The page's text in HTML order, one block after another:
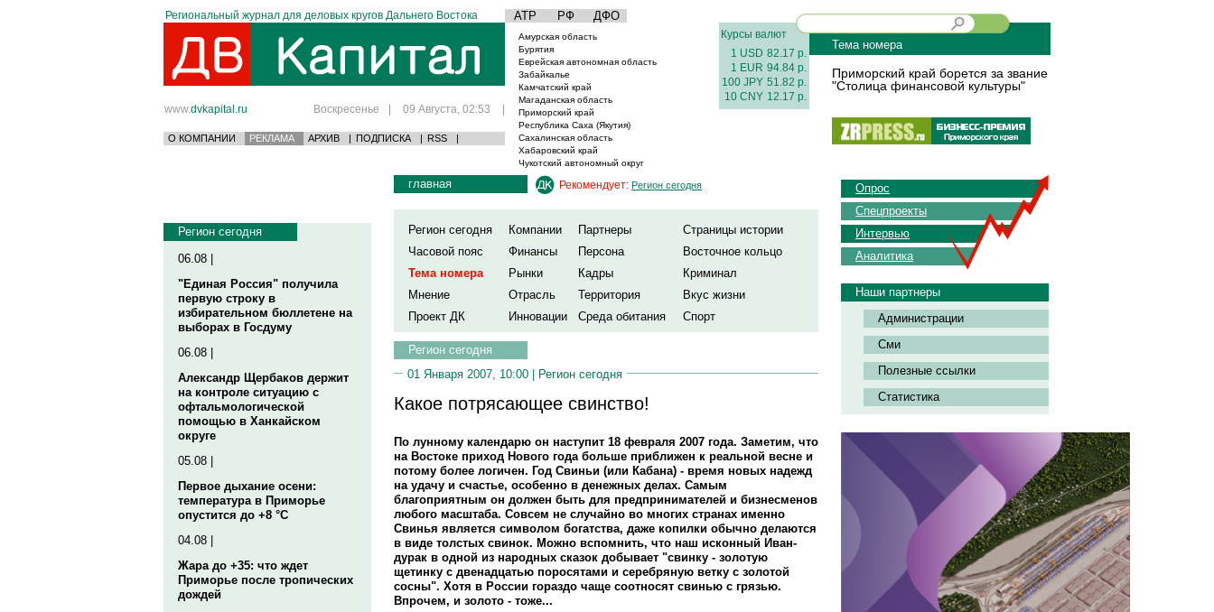
Региональный журнал для деловых кругов Дальнего Востока АТР РФ ДФО
www.dvkapital.ru Воскресенье | 09 Августа, 02:53 |
О КОМПАНИИ РЕКЛАМА АРХИВ | ПОДПИСКА | RSS |
Амурская область
Бурятия
Еврейская автономная область
Забайкалье
Камчатский край
Магаданская область
Приморский край
Республика Саха (Якутия)
Сахалинская область
Хабаровский край
Чукотский автономный округ
Курсы валют
1 USD 82.17 р.
1 EUR 94.84 р.
100 JPY 51.82 р.
10 CNY 12.17 р.
Тема номера
Приморский край борется за звание
"Столица финансовой культуры"
Регион сегодня
06.08 |
"Единая Россия" получила
первую строку в
избирательном бюллетене на
выборах в Госдуму
06.08 |
Александр Щербаков держит
на контроле ситуацию с
офтальмологической
помощью в Ханкайском
округе
05.08 |
Первое дыхание осени:
температура в Приморье
опустится до +8 °C
04.08 |
Жара до +35: что ждет
Приморье после тропических
дождей
главная Рекомендует: Регион сегодня
Регион сегодня Компании Партнеры
Страницы истории
Часовой пояс
Финансы Персона
Восточное кольцо
Тема номера
Рынки Кадры
Криминал
Мнение
Отрасль Территория
Вкус жизни
Проект ДК
Инновации Среда обитания Спорт
Регион сегодня
01 Января 2007, 10:00 | Регион сегодня
Какое потрясающее свинство!
По лунному календарю он наступит 18 февраля 2007 года. Заметим, что
на Востоке приход Нового года больше приближен к реальной весне и
потому более логичен. Год Свиньи (или Кабана) - время новых надежд
на удачу и счастье, особенно в денежных делах. Самым
благоприятным он должен быть для предпринимателей и бизнесменов
любого масштаба. Совсем не случайно во многих странах именно
Свинья является символом богатства, даже копилки обычно делаются
в виде толстых свинок. Можно вспомнить, что наш исконный Иван-
дурак в одной из народных сказок добывает "свинку - золотую
щетинку с двенадцатью поросятами и серебряную ветку с золотой
сосны". Хотя в России гораздо чаще соотносят свинью с грязью.
Впрочем, и золото - тоже...
Опрос
Спецпроекты
Интервью
Аналитика
Наши партнеры
Администрации
Сми
Полезные ссылки
Статистика